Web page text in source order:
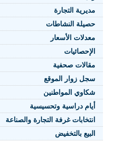
النصوص 2021
FRANÇAIS
مديرية التجارة
حصيلة النشاطات
معدلات الأسعار
الإحصائيات
مقالات صحفية
سجل زوار الموقع
شكاوي المواطنين
أيام دراسية وتحسيسية
انتخابات غرفة التجارة والصناعة
البيع بالتخفيض